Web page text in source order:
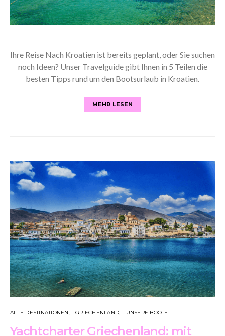
Ihre Reise Nach Kroatien ist bereits geplant, oder Sie suchen
noch Ideen? Unser Travelguide gibt Ihnen in 5 Teilen die
besten Tipps rund um den Bootsurlaub in Kroatien.
MEHR LESEN
ALLE DESTINATIONEN GRIECHENLAND UNSERE BOOTE
Yachtcharter Griechenland: mit